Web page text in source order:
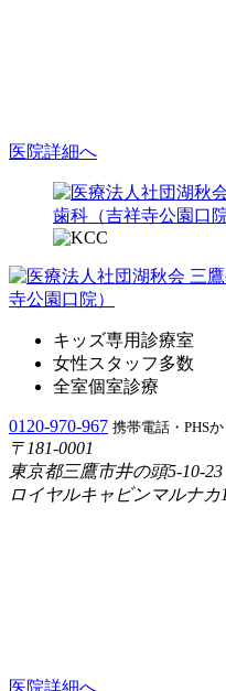
医院詳細へ
キッズ専用診療室
女性スタッフ多数
全室個室診療
0120-970-967 携帯電話・PHS
〒181-0001
東京都三鷹市井の頭5-10-23
ロイヤルキャビンマルナカ
医院詳細へ